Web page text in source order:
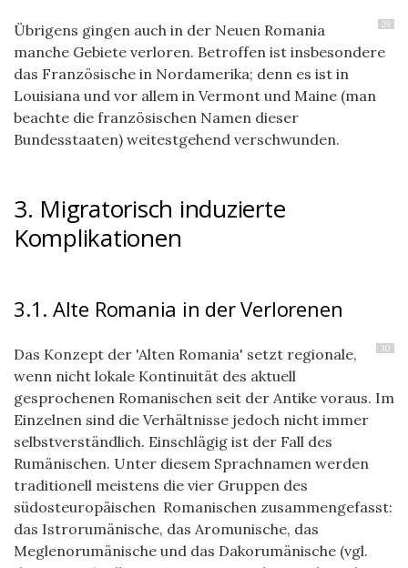
29
Übrigens gingen auch in der Neuen Romania
manche Gebiete verloren. Betroffen ist insbesondere
das Französische in Nordamerika; denn es ist in
Louisiana und vor allem in Vermont und Maine (man
beachte die französischen Namen dieser
Bundesstaaten) weitestgehend verschwunden.
3. Migratorisch induzierte
Komplikationen
3.1. Alte Romania in der Verlorenen
30
Das Konzept der 'Alten Romania' setzt regionale,
wenn nicht lokale Kontinuität des aktuell
gesprochenen Romanischen seit der Antike voraus. Im
Einzelnen sind die Verhältnisse jedoch nicht immer
selbstverständlich. Einschlägig ist der Fall des
Rumänischen. Unter diesem Sprachnamen werden
traditionell meistens die vier Gruppen des
südosteuropäischen Romanischen zusammengefasst:
das Istrorumänische, das Aromunische, das
Meglenorumänische und das Dakorumänische (vgl.